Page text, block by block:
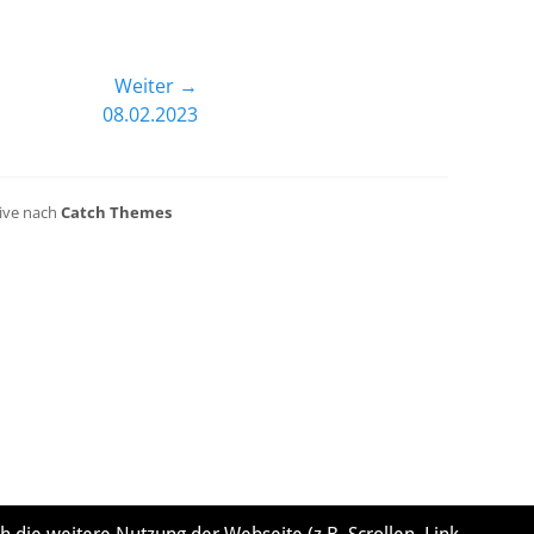
Weiter →
08.02.2023
nach Catch Themes